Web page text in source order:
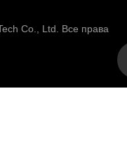
Co., Ltd. Все права